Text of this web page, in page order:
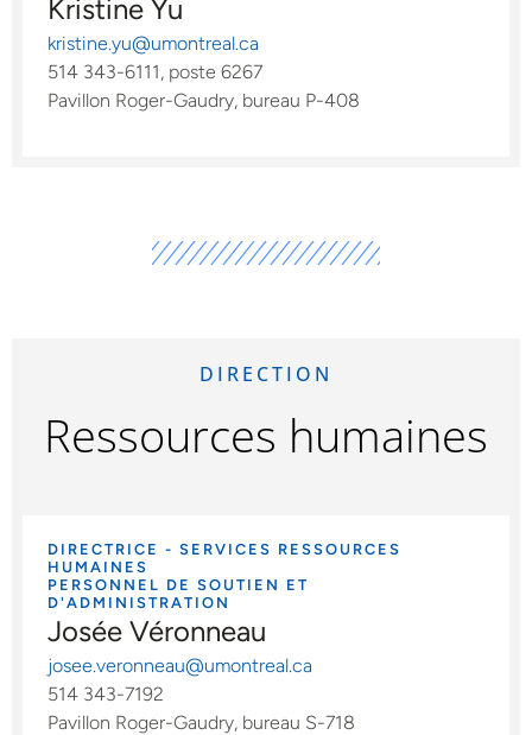
Kristine Yu
kristine.yu@umontreal.ca
514 343-6111, poste 6267
Pavillon Roger-Gaudry, bureau P-408
DIRECTION
Ressources humaines
DIRECTRICE - SERVICES RESSOURCES
HUMAINES
PERSONNEL DE SOUTIEN ET
D'ADMINISTRATION
Josée Véronneau
josee.veronneau@umontreal.ca
514 343-7192
Pavillon Roger-Gaudry, bureau S-718